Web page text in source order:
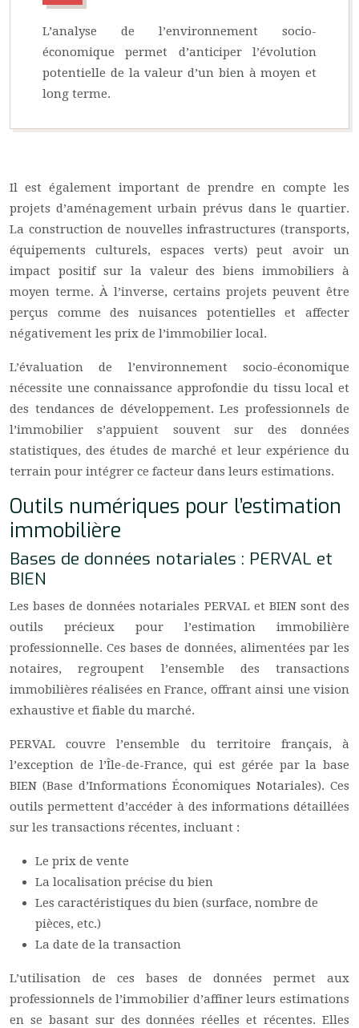
L’analyse de l’environnement socio-
économique permet d’anticiper l’évolution
potentielle de la valeur d’un bien à moyen et
long terme.
Il est également important de prendre en compte les
projets d’aménagement urbain prévus dans le quartier.
La construction de nouvelles infrastructures (transports,
équipements culturels, espaces verts) peut avoir un
impact positif sur la valeur des biens immobiliers à
moyen terme. À l’inverse, certains projets peuvent être
perçus comme des nuisances potentielles et affecter
négativement les prix de l’immobilier local.
L’évaluation de l’environnement socio-économique
nécessite une connaissance approfondie du tissu local et
des tendances de développement. Les professionnels de
l’immobilier s’appuient souvent sur des données
statistiques, des études de marché et leur expérience du
terrain pour intégrer ce facteur dans leurs estimations.
Outils numériques pour l’estimation
immobilière
Bases de données notariales : PERVAL et
BIEN
Les bases de données notariales PERVAL et BIEN sont des
outils précieux pour l’estimation immobilière
professionnelle. Ces bases de données, alimentées par les
notaires, regroupent l’ensemble des transactions
immobilières réalisées en France, offrant ainsi une vision
exhaustive et fiable du marché.
PERVAL couvre l’ensemble du territoire français, à
l’exception de l’Île-de-France, qui est gérée par la base
BIEN (Base d’Informations Économiques Notariales). Ces
outils permettent d’accéder à des informations détaillées
sur les transactions récentes, incluant :
Le prix de vente
La localisation précise du bien
Les caractéristiques du bien (surface, nombre de
pièces, etc.)
La date de la transaction
L’utilisation de ces bases de données permet aux
professionnels de l’immobilier d’affiner leurs estimations
en se basant sur des données réelles et récentes. Elles